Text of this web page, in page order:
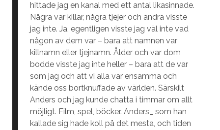
hittade jag en kanal med ett antal likasinnade.
Några var killar, några tjejer och andra visste
jag inte. Ja, egentligen visste jag väl inte vad
någon av dem var – bara att namnen var
killnamn eller tjejnamn. Ålder och var dom
bodde visste jag inte heller – bara att de var
som jag och att vi alla var ensamma och
kände oss bortknuffade av världen. Särskilt
Anders och jag kunde chatta i timmar om allt
möjligt. Film, spel, böcker. Anders_ som han
kallade sig hade koll på det mesta, och tiden